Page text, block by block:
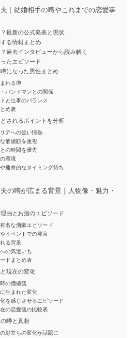
｜結婚相手の噂やこれまでの恋愛事
最新の公式発表と現状
る情報まとめ
過去インタビューから読み解く
たエピソード
になった男性まとめ
れる噂
バンドマンとの関係
と仕事のバランス
め表
されるポイントを分析
アへの強い情熱
価値観を重視
の時間を優先
環境
運命的なタイミング待ち
の噂が広まる背景｜人物像・魅力・
由とお酒のエピソード
名な酒豪エピソード
イベントでの発言
る背景
の気遣いも
ドまとめ表
現在の変化
の価値観
生まれた変化
を感じさせるエピソード
の恋愛観の比較表
噂と真相
顔立ちの変化が話題に